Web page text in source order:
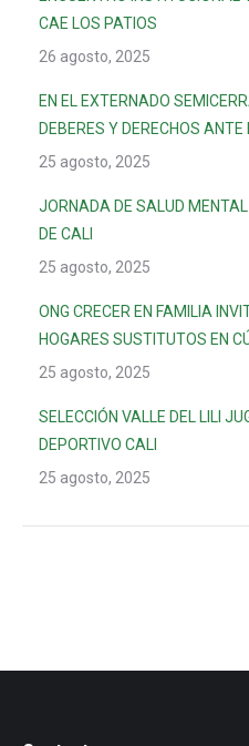
CAE LOS PATIOS
26 agosto, 2025
EN EL EXTERNADO
DEBERES Y DERECHOS ANTE
25 agosto, 2025
JORNADA DE SALUD
DE CALI
25 agosto, 2025
ONG CRECER EN FAMILIA
HOGARES SUSTITUTOS EN
25 agosto, 2025
SELECCIÓN VALLE DEL LILI
DEPORTIVO CALI
25 agosto, 2025